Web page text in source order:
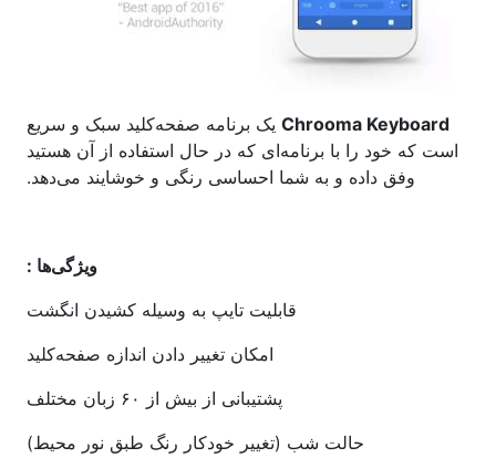
Chrooma Keyboard یک برنامه صفحه‌کلید سبک و سریع
است که خود را با برنامه‌ای که در حال استفاده از آن هستید
وفق داده و به شما احساسی رنگی و خوشایند می‌دهد.
ویژگی‌ها :
قابلیت تایپ به وسیله کشیدن انگشت
امکان تغییر دادن اندازه صفحه‌کلید
پشتیبانی از بیش از ۶۰ زبان مختلف
حالت شب (تغییر خودکار رنگ طبق نور محیط)